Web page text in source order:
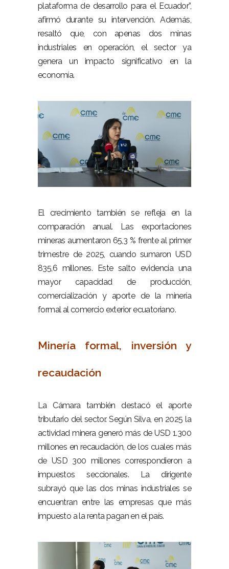
plataforma de desarrollo para el Ecuador”,
afirmó durante su intervención. Además,
resaltó que, con apenas dos minas
industriales en operación, el sector ya
genera un impacto significativo en la
economía.
El crecimiento también se refleja en la
comparación anual. Las exportaciones
mineras aumentaron 65,3 % frente al primer
trimestre de 2025, cuando sumaron USD
835,6 millones. Este salto evidencia una
mayor capacidad de producción,
comercialización y aporte de la minería
formal al comercio exterior ecuatoriano.
Minería formal, inversión y
recaudación
La Cámara también destacó el aporte
tributario del sector. Según Silva, en 2025 la
actividad minera generó más de USD 1.300
millones en recaudación, de los cuales más
de USD 300 millones correspondieron a
impuestos seccionales. La dirigente
subrayó que las dos minas industriales se
encuentran entre las empresas que más
impuesto a la renta pagan en el país.